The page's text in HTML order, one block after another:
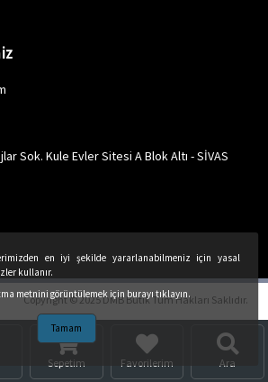
Sok. Kule Evler Sitesi A Blok Altı - SİVAS
Copyright © 2025 DMB Butik Tüm Hakları Saklıdır.
Sepetim Favorilerim Ara
en iyi şekilde yararlanabilmeniz için yasal
kullanır.
metnini görüntülemek için burayı tıklayın.
Tamam